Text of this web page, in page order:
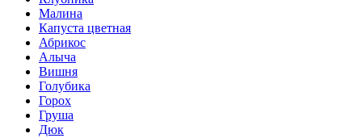
Малина
Капуста цветная
Абрикос
Алыча
Вишня
Голубика
Горох
Груша
Дюк